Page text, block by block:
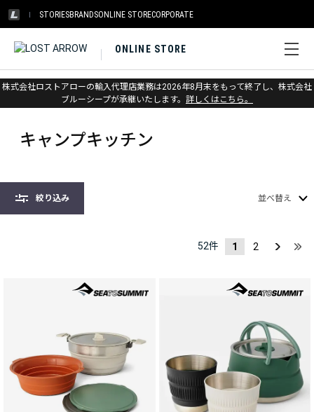
STORIESBRANDSONLINE STORECORPORATE
ONLINE STORE
株式会社ロストアローの輸入代理店業務は2026年8月末をもって終了し、株式会社
ブルーシープが承継いたします。 詳しくはこちら。
ホーム > シートゥサミット > キャンプキッチン
キャンプキッチン
絞り込み 並べ替え
52件 1 2